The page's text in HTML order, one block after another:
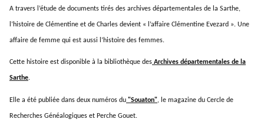
A travers l’étude de documents tirés des archives départementales de la Sarthe,
l’histoire de Clémentine et de Charles devient « l’affaire Clémentine Evezard ». Une
affaire de femme qui est aussi l’histoire des femmes.
Cette histoire est disponible à la bibliothèque des Archives départementales de la
Sarthe.
Elle a été publiée dans deux numéros du "Souaton", le magazine du Cercle de
Recherches Généalogiques et Perche Gouet.